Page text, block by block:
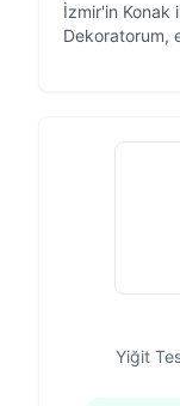
İzmir'in Konak
Dekoratorum,
Yiğit